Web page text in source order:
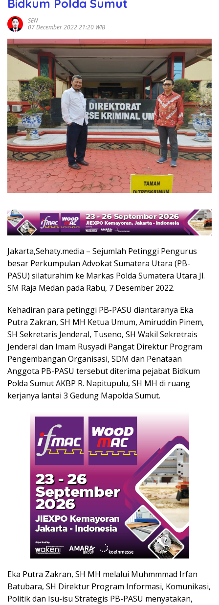
Bidkum Polda Sumut
SEN
07 December 2022 21:20 WIB
Jakarta,Sehaty.media – Sejumlah Petinggi Pengurus
besar Perkumpulan Advokat Sumatera Utara (PB-
PASU) silaturahim ke Markas Polda Sumatera Utara Jl.
SM Raja Medan pada Rabu, 7 Desember 2022.
Kehadiran para petinggi PB-PASU diantaranya Eka
Putra Zakran, SH MH Ketua Umum, Amiruddin Pinem,
SH Sekretaris Jenderal, Tuseno, SH Wakil Sekretrais
Jenderal dan Imam Rusyadi Pangat Direktur Program
Pengembangan Organisasi, SDM dan Penataan
Anggota PB-PASU tersebut diterima pejabat Bidkum
Polda Sumut AKBP R. Napitupulu, SH MH di ruang
kerjanya lantai 3 Gedung Mapolda Sumut.
Eka Putra Zakran, SH MH melalui Muhmmmad Irfan
Batubara, SH Direktur Program Informasi, Komunikasi,
Politik dan Isu-isu Strategis PB-PASU menyatakan,